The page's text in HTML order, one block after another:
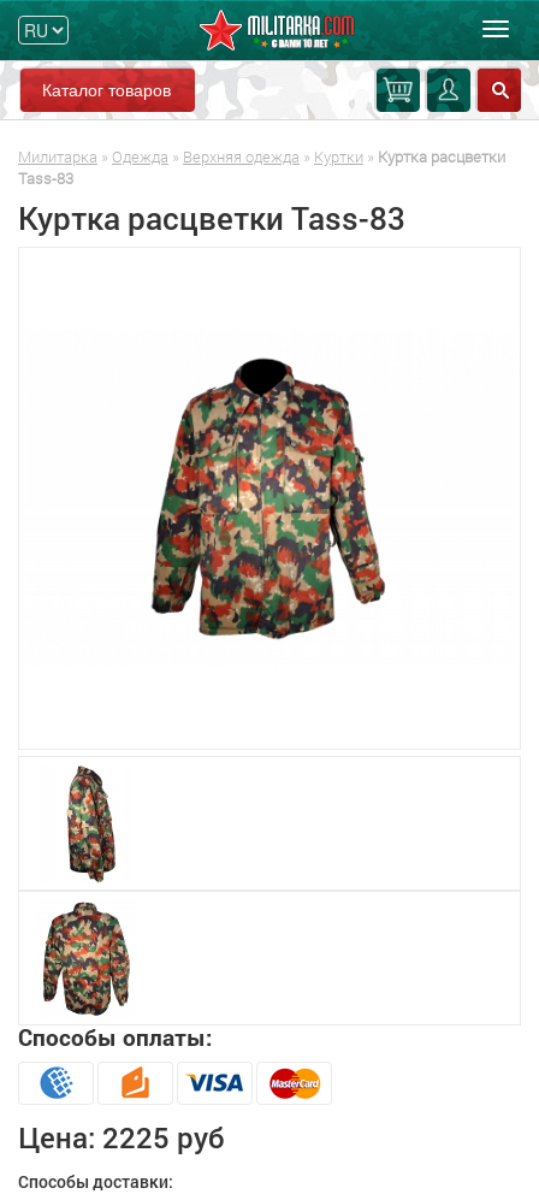
Каталог товаров
Милитарка » Одежда » Верхняя одежда » Куртки » Куртка расцветки
Tass-83
Куртка расцветки Tass-83
Способы оплаты:
Цена: 2225 руб
Способы доставки: